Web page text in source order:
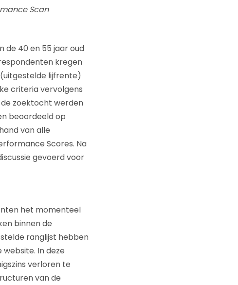
Scan
de 40 en 55 jaar oud
kregen
lijfrente)
criteria vervolgens
zoektocht werden
beoordeeld op
van alle
Scores. Na
gevoerd voor
het momenteel
binnen de
ranglijst hebben
In deze
verloren te
van de